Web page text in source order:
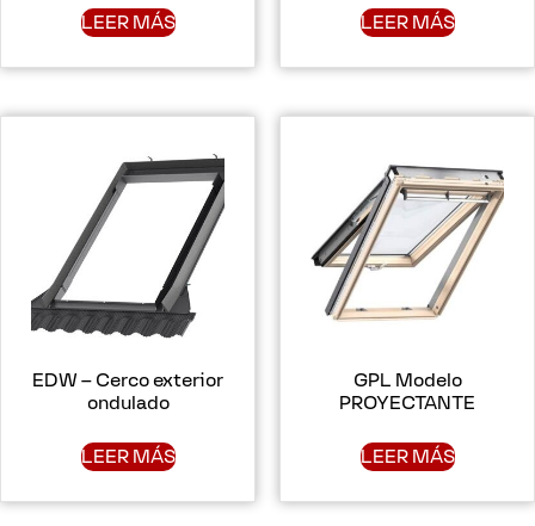
LEER MÁS LEER MÁS
EDW – Cerco exterior
ondulado
LEER MÁS
GPL Modelo
PROYECTANTE
LEER MÁS